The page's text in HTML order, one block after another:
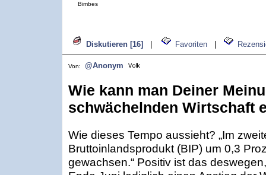
Bimbes
Diskutieren [16] Favoriten
Von: @Anonym
Wie kann man Deiner
schwächelnden Wirtschaft
Wie dieses Tempo aussieht? „Im
Bruttoinlandsprodukt (BIP) um 0,3
gewachsen.“ Positiv ist das